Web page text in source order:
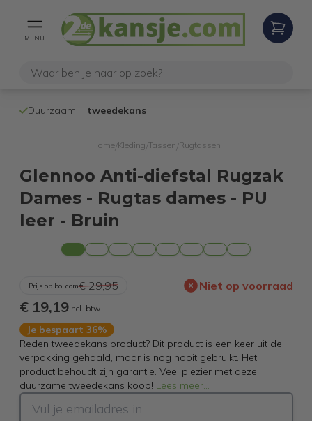
MENU
Duurzaam = tweedekans
Home/ Kleding Tassen Rugtassen
Glennoo Anti-diefstal Rugzak
Dames - Rugtas dames - PU
leer - Bruin
Prijs op bol.com€ 29,95 Niet op voorraad
€ 19,19Incl. btw
Je bespaart 36%
Reden tweedekans product? Dit product is een keer uit de
verpakking gehaald, maar is nog nooit gebruikt. Het
product behoudt zijn garantie. Veel plezier met deze
duurzame tweedekans koop! Lees meer...